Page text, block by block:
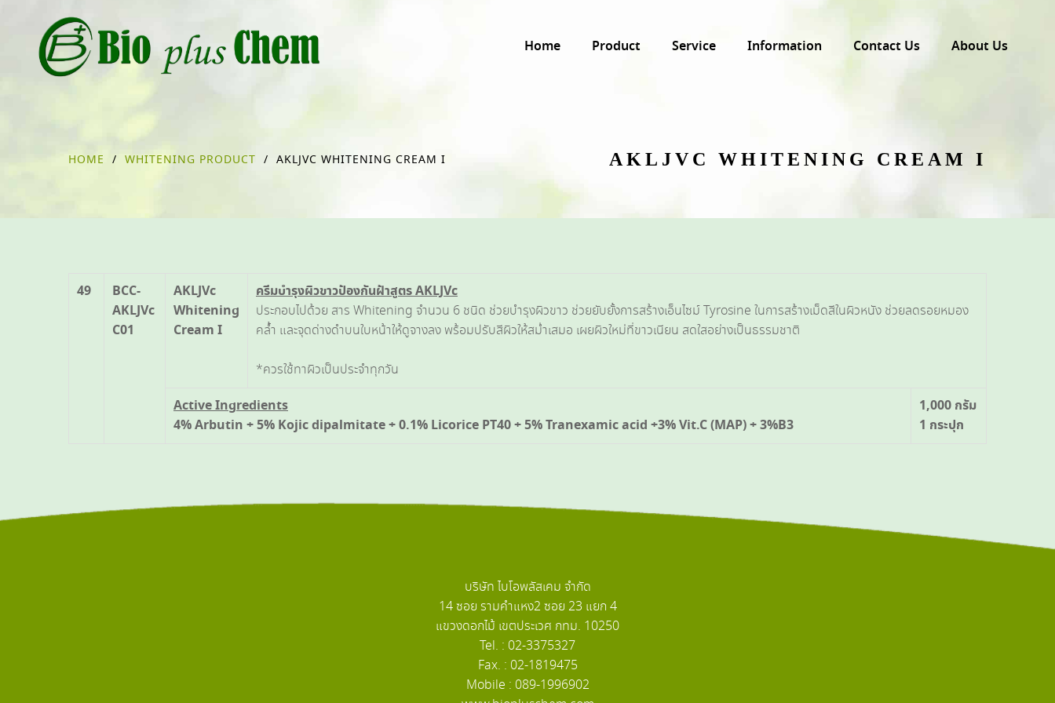
Home Product Service Information Contact Us About Us
HOME / WHITENING PRODUCT / AKLJVC WHITENING CREAM I AKLJVC WHITENING CREAM I
49
BCC-
AKLJVc
C01
AKLJVc
Whitening
Cream I
ครีมบำรุงผิวขาวป้องกันฝ้าสูตรAKLJVc
ประกอบไปด้วย สาร Whitening จำนวน 6 ชนิด ช่วยบำรุงผิวขาว ช่วยยับยั้งการสร้างเอ็นไซม์ Tyrosine ในการสร้างเม็ดสีในผิวหนัง ช่วยลดรอยหมอง
คล้ำ และจุดด่างดำบนใบหน้าให้ดูจางลง พร้อมปรับสีผิวให้สม่ำเสมอ เผยผิวใหม่ที่ขาวเนียน สดใสอย่างเป็นธรรมชาติ
*ควรใช้ทาผิวเป็นประจำทุกวัน
Active Ingredients
4% Arbutin + 5% Kojic dipalmitate + 0.1% Licorice PT40 + 5% Tranexamic acid +3% Vit.C (MAP) + 3%B3
1,000 กรัม
1 กระปุก
บริษัท ไบโอพลัสเคม จำกัด
14 ซอย รามคำแหง2 ซอย 23 แยก 4
แขวงดอกไม้ เขตประเวศ กทม. 10250
Tel. : 02-3375327
Fax. : 02-1819475
Mobile : 089-1996902